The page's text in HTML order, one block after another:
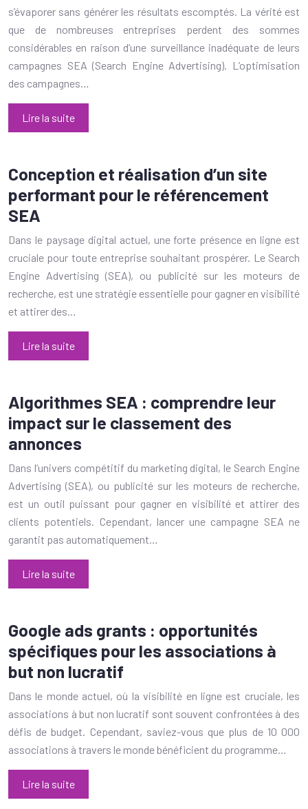
s’évaporer sans générer les résultats escomptés. La vérité est
que de nombreuses entreprises perdent des sommes
considérables en raison d’une surveillance inadéquate de leurs
campagnes SEA (Search Engine Advertising). L’optimisation
des campagnes…
Lire la suite
Conception et réalisation d’un site
performant pour le référencement
SEA
Dans le paysage digital actuel, une forte présence en ligne est
cruciale pour toute entreprise souhaitant prospérer. Le Search
Engine Advertising (SEA), ou publicité sur les moteurs de
recherche, est une stratégie essentielle pour gagner en visibilité
et attirer des…
Lire la suite
Algorithmes SEA : comprendre leur
impact sur le classement des
annonces
Dans l’univers compétitif du marketing digital, le Search Engine
Advertising (SEA), ou publicité sur les moteurs de recherche,
est un outil puissant pour gagner en visibilité et attirer des
clients potentiels. Cependant, lancer une campagne SEA ne
garantit pas automatiquement…
Lire la suite
Google ads grants : opportunités
spécifiques pour les associations à
but non lucratif
Dans le monde actuel, où la visibilité en ligne est cruciale, les
associations à but non lucratif sont souvent confrontées à des
défis de budget. Cependant, saviez-vous que plus de 10 000
associations à travers le monde bénéficient du programme…
Lire la suite